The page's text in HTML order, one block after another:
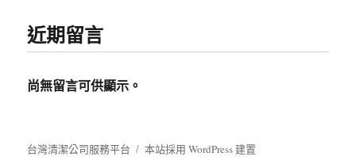
近期留言
尚無留言可供顯示。
台灣清潔公司服務平台 本站採用 WordPress 建置